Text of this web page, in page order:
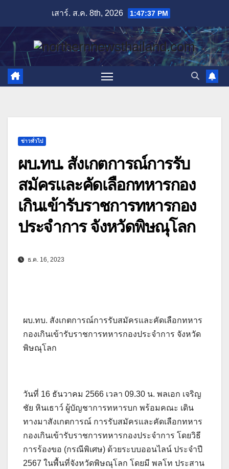
content
เสาร์. ส.ค. 8th, 2026 1:47:38 PM
ข่าวทั่วไป
ผบ.ทบ. สังเกตการณ์การรับ
สมัครและคัดเลือกทหารกอง
เกินเข้ารับราชการทหารกอง
ประจำการ จังหวัดพิษณุโลก
ธ.ค. 16, 2023
ผบ.ทบ. สังเกตการณ์การรับสมัครและคัดเลือกทหาร
กองเกินเข้ารับราชการทหารกองประจำการ จังหวัด
พิษณุโลก
วันที่ 16 ธันวาคม 2566 เวลา 09.30 น. พลเอก เจริญ
ชัย หินเธาว์ ผู้บัญชาการทหารบก พร้อมคณะ เดิน
ทางมาสังเกตการณ์ การรับสมัครและคัดเลือกทหาร
กองเกินเข้ารับราชการทหารกองประจำการ โดยวิธี
การร้องขอ (กรณีพิเศษ) ด้วยระบบออนไลน์ ประจำปี
2567 ในพื้นที่จังหวัดพิษณุโลก โดยมี พลโท ประสาน